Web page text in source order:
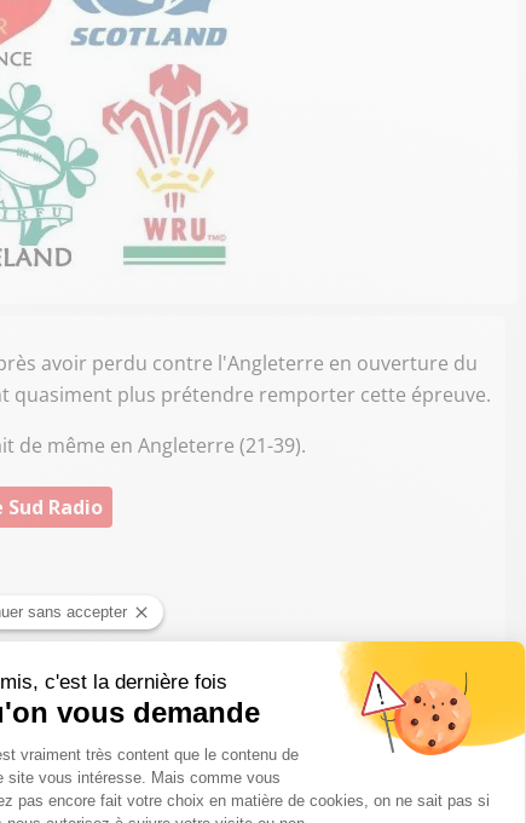
avoir perdu contre l'Angleterre en ouverture du
quasiment plus prétendre remporter cette épreuve.
de même en Angleterre (21-39).
Sud Radio